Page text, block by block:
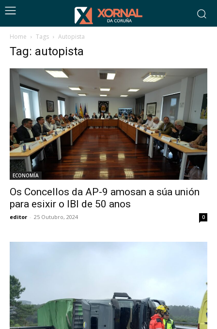
Home Tags Autopista
Tag: autopista
ECONOMÍA
Os Concellos da AP-9 amosan a súa unión
para esixir o IBI de 50 anos
editor - 25 Outubro, 2024 0